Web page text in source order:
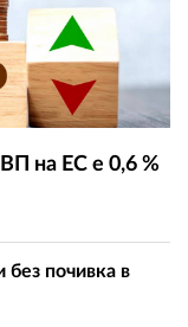
на ЕС е 0,6 %
без почивка в